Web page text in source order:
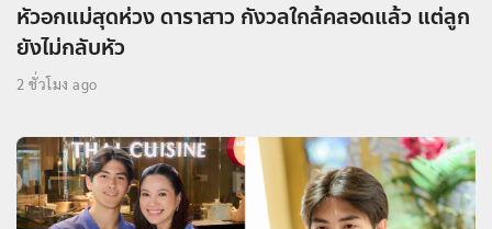
หัวอกแม่สุดห่วง ดาราสาว กังวลใกล้คลอดแล้ว แต่ลูก
ยังไม่กลับหัว
2 ชั่วโมง ago